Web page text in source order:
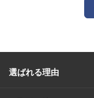
選ばれる理由